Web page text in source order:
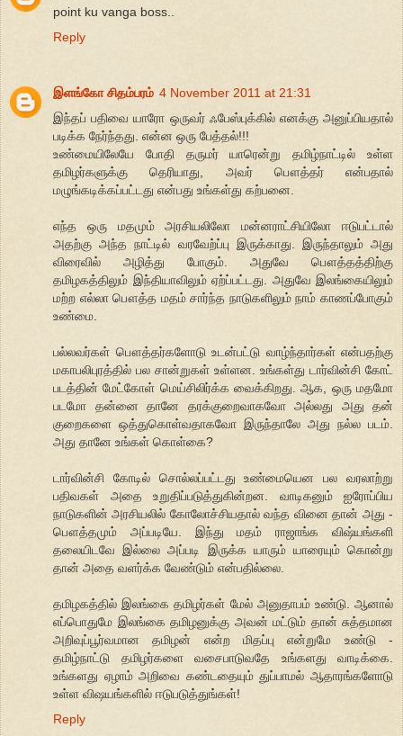
point ku vanga boss..
Reply
இளங்கோ சிதம்பரம் 4 November 2011 at 21:31
இந்தப் பதிவை யாரோ ஒருவர் ஃபேஸ்புக்கில் எனக்கு அனுப்பியதால்
படிக்க நேர்ந்தது. என்ன ஒரு பேத்தல்!!!
உண்மையிலேயே போதி தருமர் யாரென்று தமிழ்நாட்டில் உள்ள
தமிழர்களுக்கு தெரியாது, அவர் பௌத்தர் என்பதால்
மழுங்கடிக்கப்பட்டது என்பது உங்கள்து கற்பனை.
எந்த ஒரு மதமும் அரசியலிலோ மன்னராட்சியிலோ ஈடுபட்டால்
அதற்கு அந்த நாட்டில் வரவேற்ப்பு இருக்காது. இருந்தாலும் அது
விரைவில் அழித்து போகும். அதுவே பௌத்தத்திற்கு
தமிழகத்திலும் இந்தியாவிலும் ஏற்ப்பட்டது. அதுவே இலங்கையிலும்
மற்ற எல்லா பௌத்த மதம் சார்ந்த நாடுகளிலும் நாம் காணப்போகும்
உண்மை.
பல்லவர்கள் பௌத்தர்களோடு உடன்பட்டு வாழ்ந்தார்கள் என்பதற்கு
மகாபலிபுரத்தில் பல சான்றுகள் உள்ளன. உங்கள்து டார்வின்சி கோட்
படத்தின் மேட்கோள் மெய்சிலிர்க்க வைக்கிறது. ஆக, ஒரு மதமோ
படமோ தன்னை தானே தரக்குறைவாகவோ அல்லது அது தன்
குறைகளை ஒத்துகொள்வதாகவோ இருந்தாலே அது நல்ல படம்.
அது தானே உங்கள் கொள்கை?
டார்வின்சி கோடில் சொல்லப்பட்டது உண்மையென பல வரலாற்று
பதிவகள் அதை உறுதிப்படுத்துகின்றன. வாடிகனும் ஐரோப்பிய
நாடுகளின் அரசியலில் கோலோச்சியதால் வந்த வினை தான் அது -
பௌத்தமும் அப்படியே. இந்து மதம் ராஜாங்க விஷ்யங்களி
தலையிடவே இல்லை அப்படி இருக்க யாரும் யாரையும் கொன்று
தான் அதை வளர்க்க வேண்டும் என்பதில்லை.
தமிழகத்தில் இலங்கை தமிழர்கள் மேல் அனுதாபம் உண்டு. ஆனால்
எப்பொதுமே இலங்கை தமிழனுக்கு அவன் மட்டும் தான் சுத்தமான
அறிவுப்பூர்வமான தமிழன் என்ற மிதப்பு என்றுமே உண்டு -
தமிழ்நாட்டு தமிழர்களை வசைபாடுவதே உங்களது வாடிக்கை.
உங்களது ஏழாம் அறிவை கண்டதையும் துப்பாமல் ஆதாரங்களோடு
உள்ள விஷயங்களில் ஈடுபடுத்துங்கள்!
Reply